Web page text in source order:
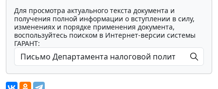
Для просмотра актуального текста документа и
получения полной информации о вступлении в силу,
изменениях и порядке применения документа,
воспользуйтесь поиском в Интернет-версии системы
ГАРАНТ: